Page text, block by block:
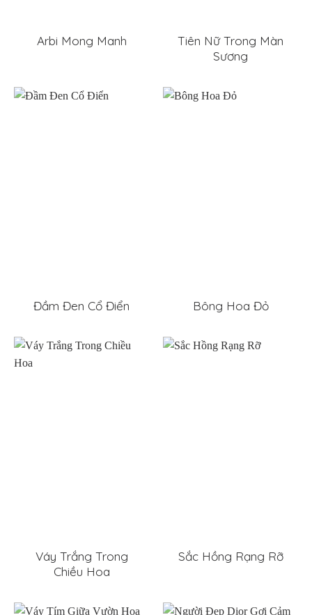
Arbi Mong Manh
Tiên Nữ Trong Màn
Sương
Đầm Đen Cổ Điển Bông Hoa Đỏ
Váy Trắng Trong
Chiều Hoa
Sắc Hồng Rạng Rỡ